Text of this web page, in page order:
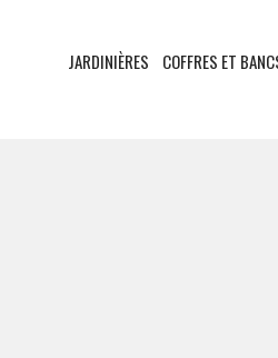
JARDINIÈRES COFFRES ET